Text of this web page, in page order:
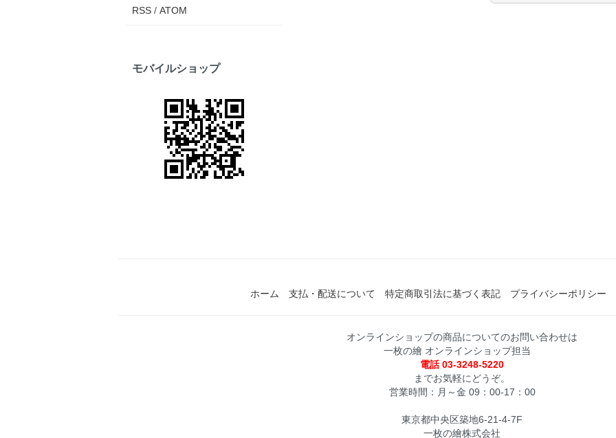
RSS / ATOM
モバイルショップ
ホーム 支払・配送について 特定商取引法に基づく表記 プライバシーポリシー
オンラインショップの商品についてのお問い合わせは
一枚の繪 オンラインショップ担当
電話 03-3248-5220
までお気軽にどうぞ。
営業時間：月～金 09：00-17：00
東京都中央区築地6-21-4-7F
一枚の繪株式会社